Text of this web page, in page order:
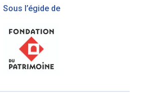
Sous l’égide de